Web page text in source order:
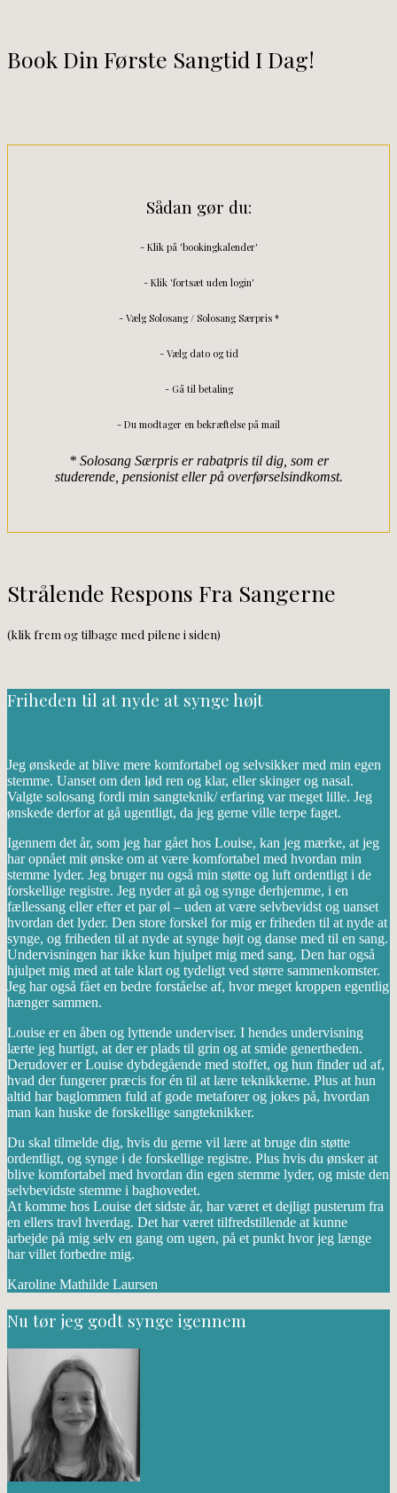
Book Din Første Sangtid I Dag!
Sådan gør du:
- Klik på 'bookingkalender'
- Klik 'fortsæt uden login'
- Vælg Solosang / Solosang Særpris *
- Vælg dato og tid
- Gå til betaling
- Du modtager en bekræftelse på mail
* Solosang Særpris er rabatpris til dig, som er
studerende, pensionist eller på overførselsindkomst.
Strålende Respons Fra Sangerne
(klik frem og tilbage med pilene i siden)
Friheden til at nyde at synge højt
Jeg ønskede at blive mere komfortabel og selvsikker med min egen
stemme. Uanset om den lød ren og klar, eller skinger og nasal.
Valgte solosang fordi min sangteknik/ erfaring var meget lille. Jeg
ønskede derfor at gå ugentligt, da jeg gerne ville terpe faget.
Igennem det år, som jeg har gået hos Louise, kan jeg mærke, at jeg
har opnået mit ønske om at være komfortabel med hvordan min
stemme lyder. Jeg bruger nu også min støtte og luft ordentligt i de
forskellige registre. Jeg nyder at gå og synge derhjemme, i en
fællessang eller efter et par øl – uden at være selvbevidst og uanset
hvordan det lyder. Den store forskel for mig er friheden til at nyde at
synge, og friheden til at nyde at synge højt og danse med til en sang.
Undervisningen har ikke kun hjulpet mig med sang. Den har også
hjulpet mig med at tale klart og tydeligt ved større sammenkomster.
Jeg har også fået en bedre forståelse af, hvor meget kroppen egentlig
hænger sammen.
Louise er en åben og lyttende underviser. I hendes undervisning
lærte jeg hurtigt, at der er plads til grin og at smide genertheden.
Derudover er Louise dybdegående med stoffet, og hun finder ud af,
hvad der fungerer præcis for én til at lære teknikkerne. Plus at hun
altid har baglommen fuld af gode metaforer og jokes på, hvordan
man kan huske de forskellige sangteknikker.
Du skal tilmelde dig, hvis du gerne vil lære at bruge din støtte
ordentligt, og synge i de forskellige registre. Plus hvis du ønsker at
blive komfortabel med hvordan din egen stemme lyder, og miste den
selvbevidste stemme i baghovedet.
At komme hos Louise det sidste år, har været et dejligt pusterum fra
en ellers travl hverdag. Det har været tilfredstillende at kunne
arbejde på mig selv en gang om ugen, på et punkt hvor jeg længe
har villet forbedre mig.
Karoline Mathilde Laursen
Nu tør jeg godt synge igennem